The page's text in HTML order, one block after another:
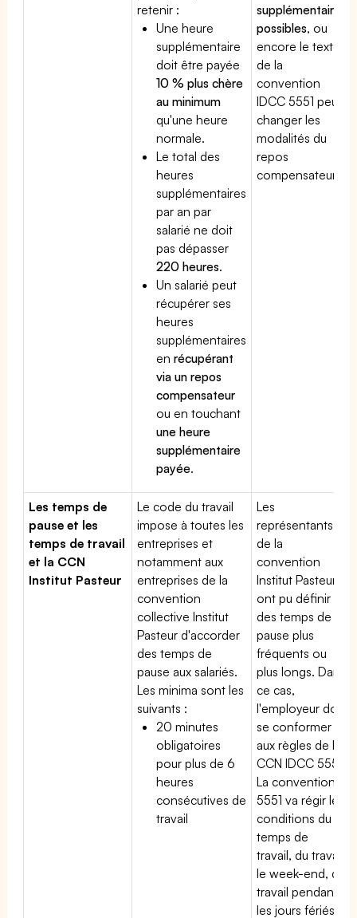
retenir :
Une heure
supplémentaire
doit être payée
10 % plus chère
au minimum
qu'une heure
normale.
Le total des
heures
supplémentaires
par an par
salarié ne doit
pas dépasser
220 heures.
Un salarié peut
récupérer ses
heures
supplémentaires
enrécupérant
via un repos
compensateur
ou en touchant
une heure
supplémentaire
payée.
supplémentaires
possibles, ou
encore le texte
de la
convention
IDCC 5551 peut
changer les
modalités du
repos
compensateur.
Les temps de
pause et les
temps de travail
et la CCN
Institut Pasteur
Le code du travail
impose à toutes les
entreprises et
notamment aux
entreprises de la
convention
collective Institut
Pasteur d'accorder
des temps de
pause aux salariés.
Les minima sont les
suivants :
20 minutes
obligatoires
pour plus de 6
heures
consécutives de
travail
Les
représentants
de la
convention
Institut Pasteur
ont pu définir
des temps de
pause plus
fréquents ou
plus longs. Dans
ce cas,
l'employeur doit
se conformer
aux règles de la
CCN IDCC 5551.
La convention
5551 va régir les
conditions du
temps de
travail, du travail
le week-end, du
travail pendant
les jours fériés,